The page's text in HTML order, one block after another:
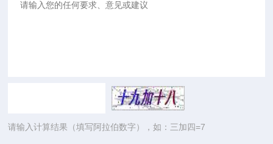
请输入计算结果（填写阿拉伯数字），如：三加四=7